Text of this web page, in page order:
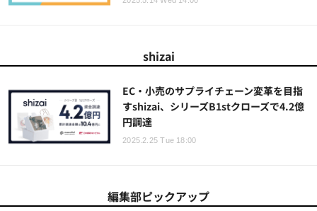
shizai
EC・小売のサプライチェーン変革を目指
すshizai、シリーズB1stクローズで4.2億
円調達
2025.2.25 Tue 18:00
編集部ピックアップ